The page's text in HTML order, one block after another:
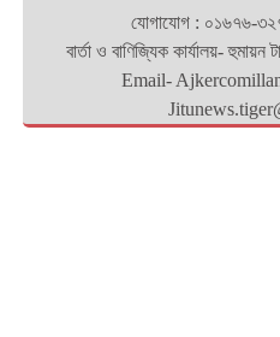
যোগাযোগ : ০১৬৭৬-
বার্তা ও বাণিজ্যিক কার্যালয়-
Email-